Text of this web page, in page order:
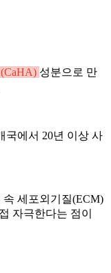
성분으로 만
국에서 20년 이상 사
세포외기질(ECM)
자극한다는 점이